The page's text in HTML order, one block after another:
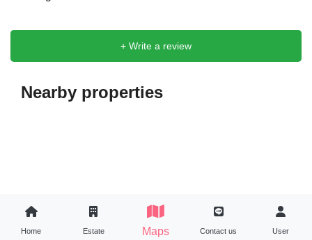
+ Write a review
Nearby properties
Home Estate Maps Contact us User
Home Estate Maps Contact us User